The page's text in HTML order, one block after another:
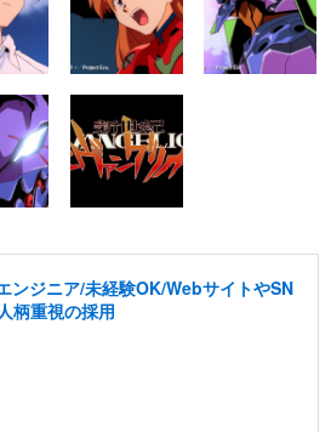
ンジニア/未経験OK/WebサイトやSN
柄重視の採用